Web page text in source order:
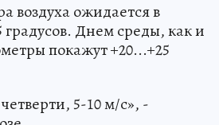
воздуха ожидается в
градусов. Днем среды, как и
покажут +20...+25
5-10 м/с», -